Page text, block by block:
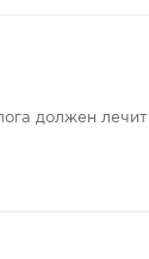
должен